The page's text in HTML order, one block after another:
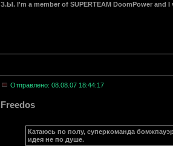
З.Ы. I'm a member of SUPERTEAM DoomPower and
Отправлено: 08.08.07 18:44:17
Freedos
Катаюсь по полу, суперкоманда
идея не по душе.